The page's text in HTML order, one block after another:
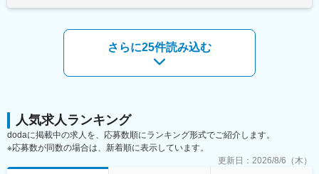
■当社について：
おもに橋梁のPC構造物の建設をはじめ、コンクリート二次製品の
開発・生産・販売を行っています。島々を結ぶ橋梁や高速道路・
主要道路の橋、農業用水路用のU型製品をはじめ、道路端の擁壁
変更の範囲：会社の定める業務
・ケータリング対応 など
＼未経験スタートの方多数／
飲食店などの接客業、販売スタッフの方などホスピタリティを活
かして活躍されている方が多数。
■働きやすい環境◎
・休日はシフト制ですが、平日に1日・土日で1日取得できるよう
にシフト調整しています。（時期や店舗状況による）
・残業時間は閑散期と繁忙期の差はあるものの、年間平均20時間
過分支給賃金はあくまでも目安の金額であり、選考を通じて上下
さらに25件読み込む
人気求人ランキング
dodaに掲載中の求人を、応募数順にランキング形式でご紹介します。
※応募数が同数の場合は、新着順に表示しています。
更新日： 2026/8/6（木）